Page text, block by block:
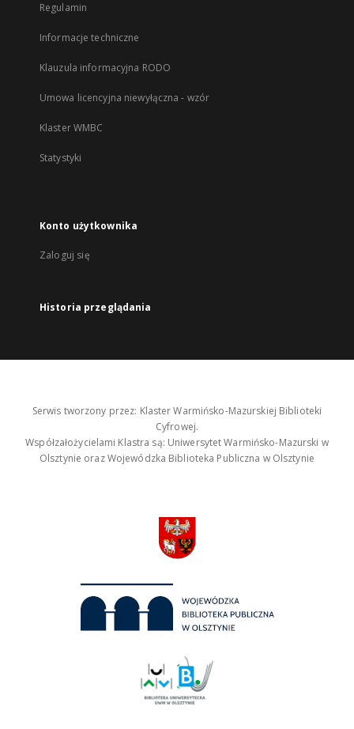
Regulamin
Informacje techniczne
Klauzula informacyjna RODO
Umowa licencyjna niewyłączna - wzór
Klaster WMBC
Statystyki
Konto użytkownika
Zaloguj się
Historia przeglądania
Serwis tworzony przez: Klaster Warmińsko-Mazurskiej Biblioteki
Cyfrowej.
Współzałożycielami Klastra są: Uniwersytet Warmińsko-Mazurski w
Olsztynie oraz Wojewódzka Biblioteka Publiczna w Olsztynie